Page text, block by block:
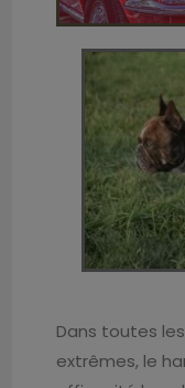
Dans toutes
extrêmes, le